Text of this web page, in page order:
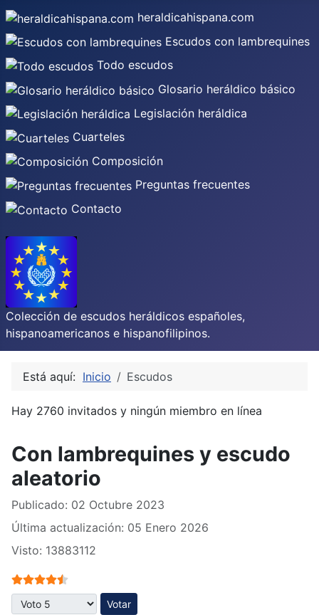
heraldicahispana.com
Escudos con lambrequines
Todo escudos
Glosario heráldico básico
Legislación heráldica
Cuarteles
Composición
Preguntas frecuentes
Contacto
Colección de escudos heráldicos españoles,
hispanoamericanos e hispanofilipinos.
Está aquí: Inicio Escudos
Hay 2760 invitados y ningún miembro en línea
Con lambrequines y escudo
aleatorio
Publicado: 02 Octubre 2023
Última actualización: 05 Enero 2026
Visto: 13883112
Ratio:4.5/
Por favor, vote